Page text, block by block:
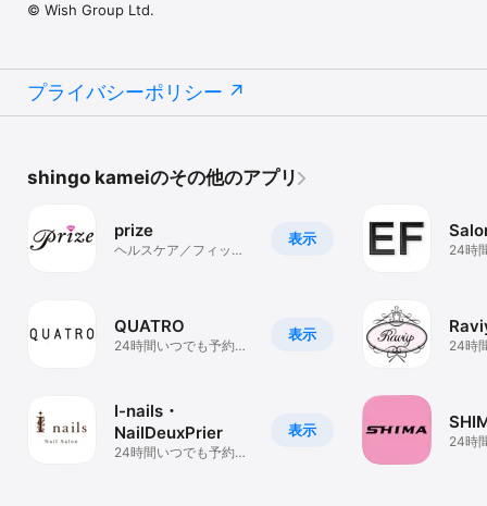
© Wish Group Ltd.
プライバシーポリシー
shingo kameiのその他のアプリ
表示
prize
ヘルスケア／フィット
表示
QUATRO
24時間いつでも予約で
表示
I-nails・
NailDeuxPrier
24時間いつでも予約で
24時
24時
24時